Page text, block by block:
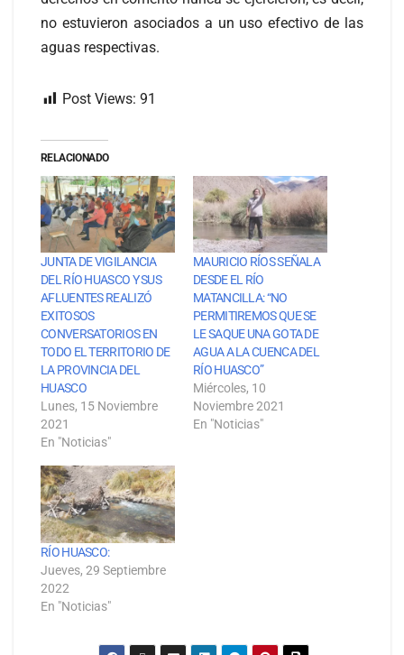
no estuvieron asociados a un uso efectivo de las
aguas respectivas.
Post Views: 91
RELACIONADO
JUNTA DE VIGILANCIA
DEL RÍO HUASCO Y SUS
AFLUENTES REALIZÓ
EXITOSOS
CONVERSATORIOS EN
TODO EL TERRITORIO DE
LA PROVINCIA DEL
HUASCO
Lunes, 15 Noviembre
2021
En "Noticias"
MAURICIO RÍOS SEÑALA
DESDE EL RÍO
MATANCILLA: “NO
PERMITIREMOS QUE SE
LE SAQUE UNA GOTA DE
AGUA A LA CUENCA DEL
RÍO HUASCO”
Miércoles, 10
Noviembre 2021
En "Noticias"
RÍO HUASCO:
Jueves, 29 Septiembre
2022
En "Noticias"